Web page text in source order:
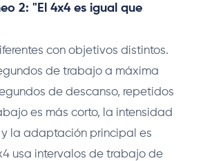
2: "El 4x4 es igual que
con objetivos distintos.
de trabajo a máxima
de descanso, repetidos
es más corto, la intensidad
la adaptación principal es
usa intervalos de trabajo de